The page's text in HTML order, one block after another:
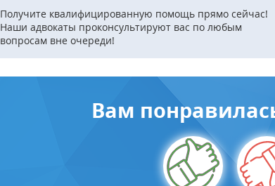
Получите квалифицированную помощь прямо сейчас!
Наши адвокаты проконсультируют вас по любым
вопросам вне очереди!
Вам